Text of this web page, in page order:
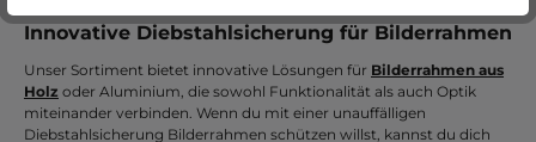
Innovative Diebstahlsicherung für Bilderrahmen
Unser Sortiment bietet innovative Lösungen für Bilderrahmen aus
Holz oder Aluminium, die sowohl Funktionalität als auch Optik
miteinander verbinden. Wenn du mit einer unauffälligen
Diebstahlsicherung Bilderrahmen schützen willst, kannst du dich